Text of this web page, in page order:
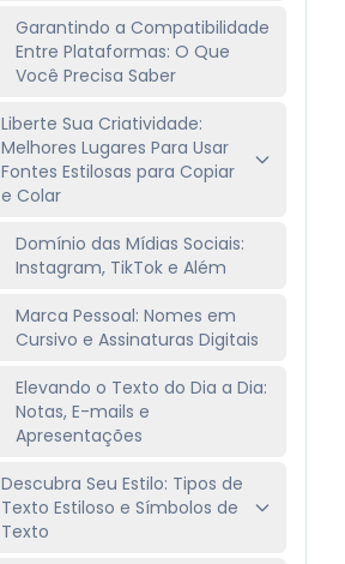
Garantindo a Compatibilidade
Entre Plataformas: O Que
Você Precisa Saber
Liberte Sua Criatividade:
Melhores Lugares Para Usar
Fontes Estilosas para Copiar
e Colar
Domínio das Mídias Sociais:
Instagram, TikTok e Além
Marca Pessoal: Nomes em
Cursivo e Assinaturas Digitais
Elevando o Texto do Dia a Dia:
Notas, E-mails e
Apresentações
Descubra Seu Estilo: Tipos de
Texto Estiloso e Símbolos de
Texto